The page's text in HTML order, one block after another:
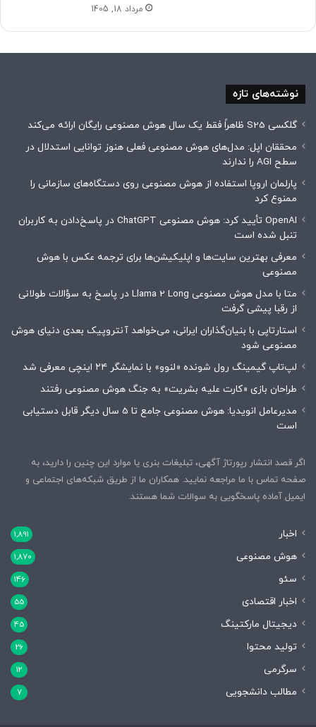
مرداد 18, 1405
نوشته‌های تازه
گلکسی S25 ظاهراً فقط یک سال هوش مصنوعی رایگان ارائه می‌کند
محققان اپل: مدل‌های هوش مصنوعی فعلی هنوز توانایی استدلال در
سطح AGI را ندارند
پارلمان اروپا استفاده از هوش مصنوعی روی دستگاه‌های سازمانی را
ممنوع کرد
OpenAI تأیید کرد: هوش مصنوعی ChatGPT در پاسخ‌دادن به کاربران
تنبل شده است
معرفی بهترین سایت‌ها و اپلیکیشن‌ها برای ترجمه عکس با هوش
مصنوعی
متا با مدل هوش مصنوعی Llama 2 Long در پاسخ به سؤالات طولانی
از رقبا پیشی گرفت
استارتاپی با بنیان‌گذاران ایرانی، می‌خواهد آنتروپیک بعدی دنیای هوش
مصنوعی شود
لپ‌تاپ گیمینگ رول شونده «لنوو» با نمایشگر ۲۴ اینچی معرفی شد
طراحان بازی «کارت علیه بشریت» به جنگ هوش مصنوعی رفتند
مدیرعامل انویدیا: هوش مصنوعی جامع تا 5 سال دیگر قابل دستیابی
است
اگر قصد انتشار رپورتاژ آگهی، تبلیغات بنری یا موارد این چنین را دارید، به
صفحه تماس با ما مراجعه نمایید. همکاران ما از طریق شبکه‌های اجتماعی و
ایمیل آماده پاسخگویی به سوالات شما هستند.
اخبار 1,891
هوش مصنوعی 1,870
سئو 146
اخبار اقتصادی 55
دیجیتال مارکتینگ 45
تولید محتوا 26
سرگرمی 12
مطالب دانشجویی 7